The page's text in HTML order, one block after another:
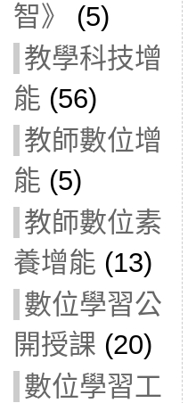
智》
(5)
教學科技增
能 (56)
教師數位增
能 (5)
教師數位素
養增能 (13)
數位學習公
開授課 (20)
數位學習工